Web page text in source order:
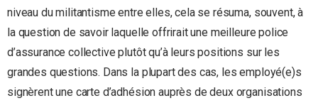
niveau du militantisme entre elles, cela se résuma, souvent, à
la question de savoir laquelle offrirait une meilleure police
d’assurance collective plutôt qu’à leurs positions sur les
grandes questions. Dans la plupart des cas, les employé(e)s
signèrent une carte d’adhésion auprès de deux organisations